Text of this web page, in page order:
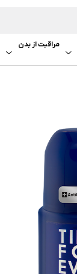
مراقبت از بدن